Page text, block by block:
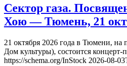
Сектор газа.
Хою — Тюмень, 21
21 октября 2026 года в Тюмени, на
Дом культуры), состоится
https://schema.org/InStock 2026-08-